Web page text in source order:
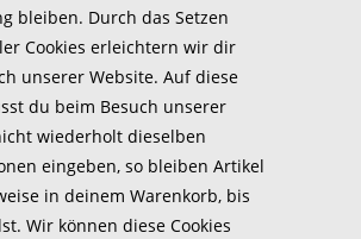
bleiben. Durch das Setzen
Cookies erleichtern wir dir
unserer Website. Auf diese
du beim Besuch unserer
wiederholt dieselben
eingeben, so bleiben Artikel
in deinem Warenkorb, bis
Wir können diese Cookies